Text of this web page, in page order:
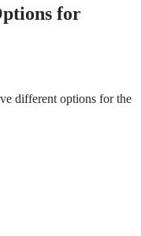
for
different options for the